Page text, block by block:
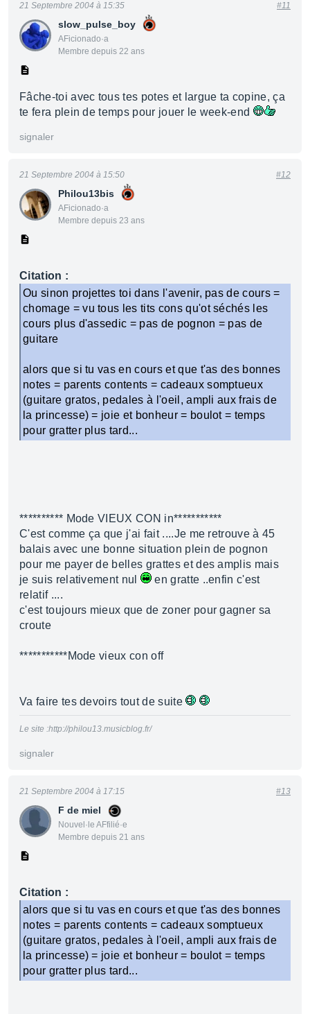
slow_pulse_boy
AFicionado·a
Membre depuis 22 ans
21 Septembre 2004 à 15:35 #11
Fâche-toi avec tous tes potes et largue ta copine, ça
te fera plein de temps pour jouer le week-end
signaler
Philou13bis
AFicionado·a
Membre depuis 23 ans
21 Septembre 2004 à 15:50 #12
Citation :
Ou sinon projettes toi dans l'avenir, pas de cours =
chomage = vu tous les tits cons qu'ot séchés les
cours plus d'assedic = pas de pognon = pas de
guitare
alors que si tu vas en cours et que t'as des bonnes
notes = parents contents = cadeaux somptueux
(guitare gratos, pedales à l'oeil, ampli aux frais de
la princesse) = joie et bonheur = boulot = temps
pour gratter plus tard...
********** Mode VIEUX CON in***********
C'est comme ça que j'ai fait ....Je me retrouve à 45
balais avec une bonne situation plein de pognon
pour me payer de belles grattes et des amplis mais
je suis relativement nul
en gratte ..enfin c'est
relatif ....
c'est toujours mieux que de zoner pour gagner sa
croute
***********Mode vieux con off
Va faire tes devoirs tout de suite
Le site :http://philou13.musicblog.fr/
signaler
F de miel
Nouvel·le AFfilié·e
Membre depuis 21 ans
21 Septembre 2004 à 17:15 #13
Citation :
alors que si tu vas en cours et que t'as des bonnes
notes = parents contents = cadeaux somptueux
(guitare gratos, pedales à l'oeil, ampli aux frais de
la princesse) = joie et bonheur = boulot = temps
pour gratter plus tard...